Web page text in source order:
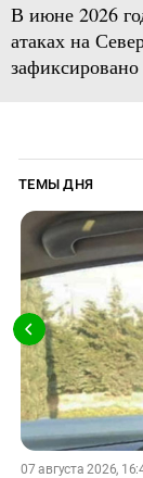
В июне 2026
атаках на
ТЕМЫ ДНЯ
07 августа 2026,